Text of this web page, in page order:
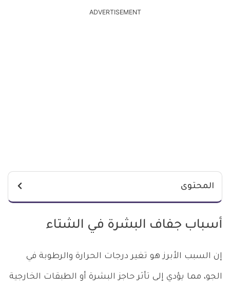
ADVERTISEMENT
المحتوى
أسباب جفاف البشرة في الشتاء
إن السبب الأبرز هو تغير درجات الحرارة والرطوبة في
الجو، مما يؤدي إلى تأثر حاجز البشرة أو الطبقات الخارجية